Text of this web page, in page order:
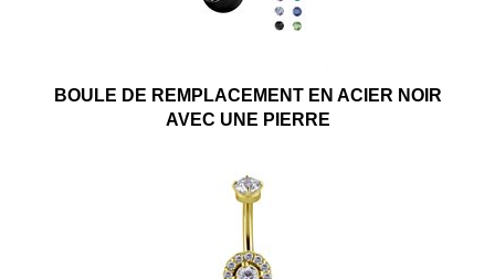
BOULE DE REMPLACEMENT EN ACIER NOIR
AVEC UNE PIERRE